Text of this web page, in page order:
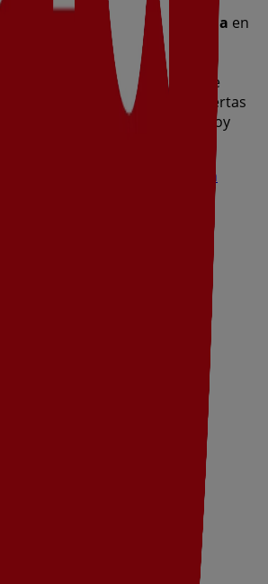
de visitar la tienda de
Dia en
S/N
para disfrutar de una
completa. Te invitamos a
que tenemos para ti este
informado de las mejores ofertas
. ¡Visítanos y empieza a ahorrar hoy
Ver otras tiendas de Dia en